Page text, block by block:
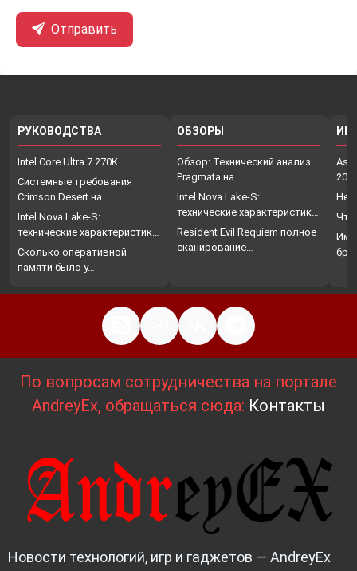
Отправить
РУКОВОДСТВА
Intel Core Ultra 7 270K…
Системные требования
Crimson Desert на…
Intel Nova Lake-S:
технические характеристики,
…
Сколько оперативной
памяти было у…
ОБЗОРЫ
Обзор: Технический анализ
Pragmata на…
Intel Nova Lake-S:
технические характеристики,
…
Resident Evil Requiem полное
сканирование…
Что
По вопросам сотрудничества на портале
AndreyEx, обращаться сюда: Контакты
Новости технологий, игр и гаджетов — AndreyEx